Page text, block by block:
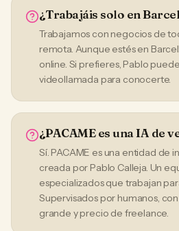
¿Trabajáis solo en
Trabajamos con negocios de
remota. Aunque estés en
online. Si prefieres, Pablo
videollamada para conocerte.
¿PACAME es una IA de
Sí. PACAME es una entidad de
creada por Pablo Calleja. Un
especializados que trabajan
Supervisados por humanos,
grande y precio de freelance.